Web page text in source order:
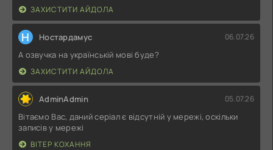
ЗАХИСТИТИ АЙДОЛА
Н Ностардамус 06.07.26
А озвучка на українській мові буде?
ЗАХИСТИТИ АЙДОЛА
AdminAdmin 05.07.26
Вітаємо Вас, даний серіал є відсутній у мережі, оскільки
записів у мережі
ВІТЕР КОХАННЯ